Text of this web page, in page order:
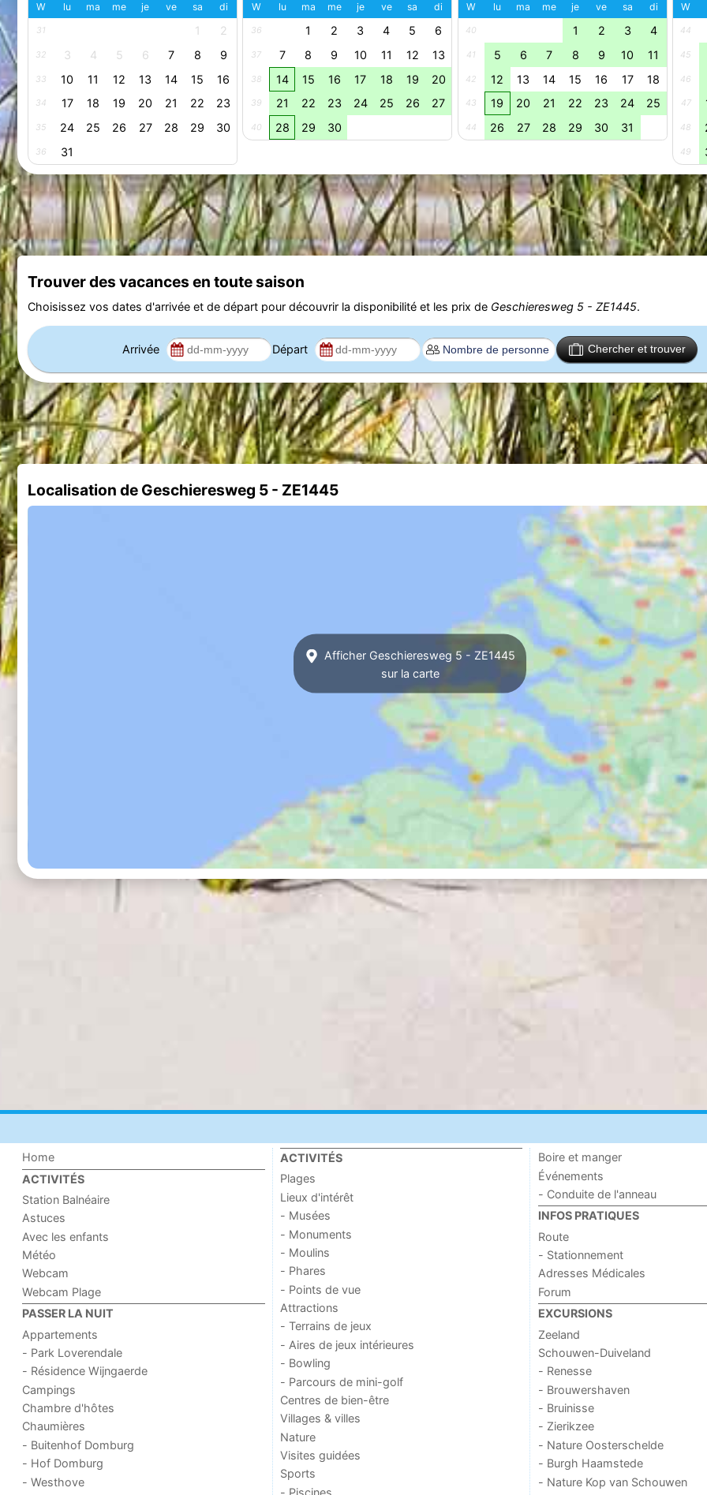
W lu ma me je ve sa di
31 1 2
32 3 4 5 6 7 8 9
33 10 11 12 13 14 15 16
34 17 18 19 20 21 22 23
35 24 25 26 27 28 29 30
36 31
W lu ma me je ve sa di
36 1 2 3 4 5 6
37 7 8 9 10 11 12 13
38 14 15 16 17 18 19 20
39 21 22 23 24 25 26 27
40 28 29 30
W lu ma me je ve sa di
40 1 2 3 4
41 5 6 7 8 9 10 11
42 12 13 14 15 16 17 18
43 19 20 21 22 23 24 25
44 26 27 28 29 30 31
W
44
45
46
47
48
49
Trouver des vacances en toute saison
Choisissez vos dates d'arrivée et de départ pour découvrir la disponibilité et les prix de Geschieresweg 5 - ZE1445.
Arrivée Départ Chercher et trouver
Localisation de Geschieresweg 5 - ZE1445
Afficher Geschieresweg 5 - ZE1445
sur la carte
Home
ACTIVITÉS
Station Balnéaire
Astuces
Avec les enfants
Météo
Webcam
Webcam Plage
PASSER LA NUIT
Appartements
- Park Loverendale
- Résidence Wijngaerde
Campings
Chambre d'hôtes
Chaumières
- Buitenhof Domburg
- Hof Domburg
- Westhove
ACTIVITÉS
Plages
Lieux d'intérêt
- Musées
- Monuments
- Moulins
- Phares
- Points de vue
Attractions
- Terrains de jeux
- Aires de jeux intérieures
- Bowling
- Parcours de mini-golf
Centres de bien-être
Villages & villes
Nature
Visites guidées
Sports
- Piscines
Boire et manger
Événements
- Conduite de l'anneau
INFOS PRATIQUES
Route
- Stationnement
Adresses Médicales
Forum
EXCURSIONS
Zeeland
Schouwen-Duiveland
- Renesse
- Brouwershaven
- Bruinisse
- Zierikzee
- Nature Oosterschelde
- Burgh Haamstede
- Nature Kop van Schouwen